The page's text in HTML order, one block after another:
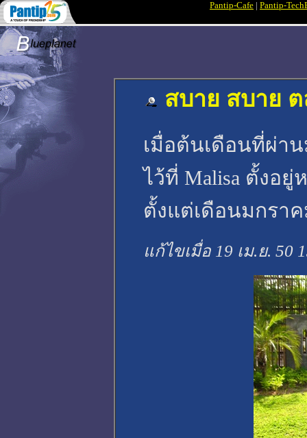
Pantip-Cafe | Pantip-
สบาย สบาย
เมื่อต้นเดือนที่ผ่า
ไว้ที่ Malisa ตั้งอ
ตั้งแต่เดือนมกรา
แก้ไขเมื่อ 19 เม.ย. 50